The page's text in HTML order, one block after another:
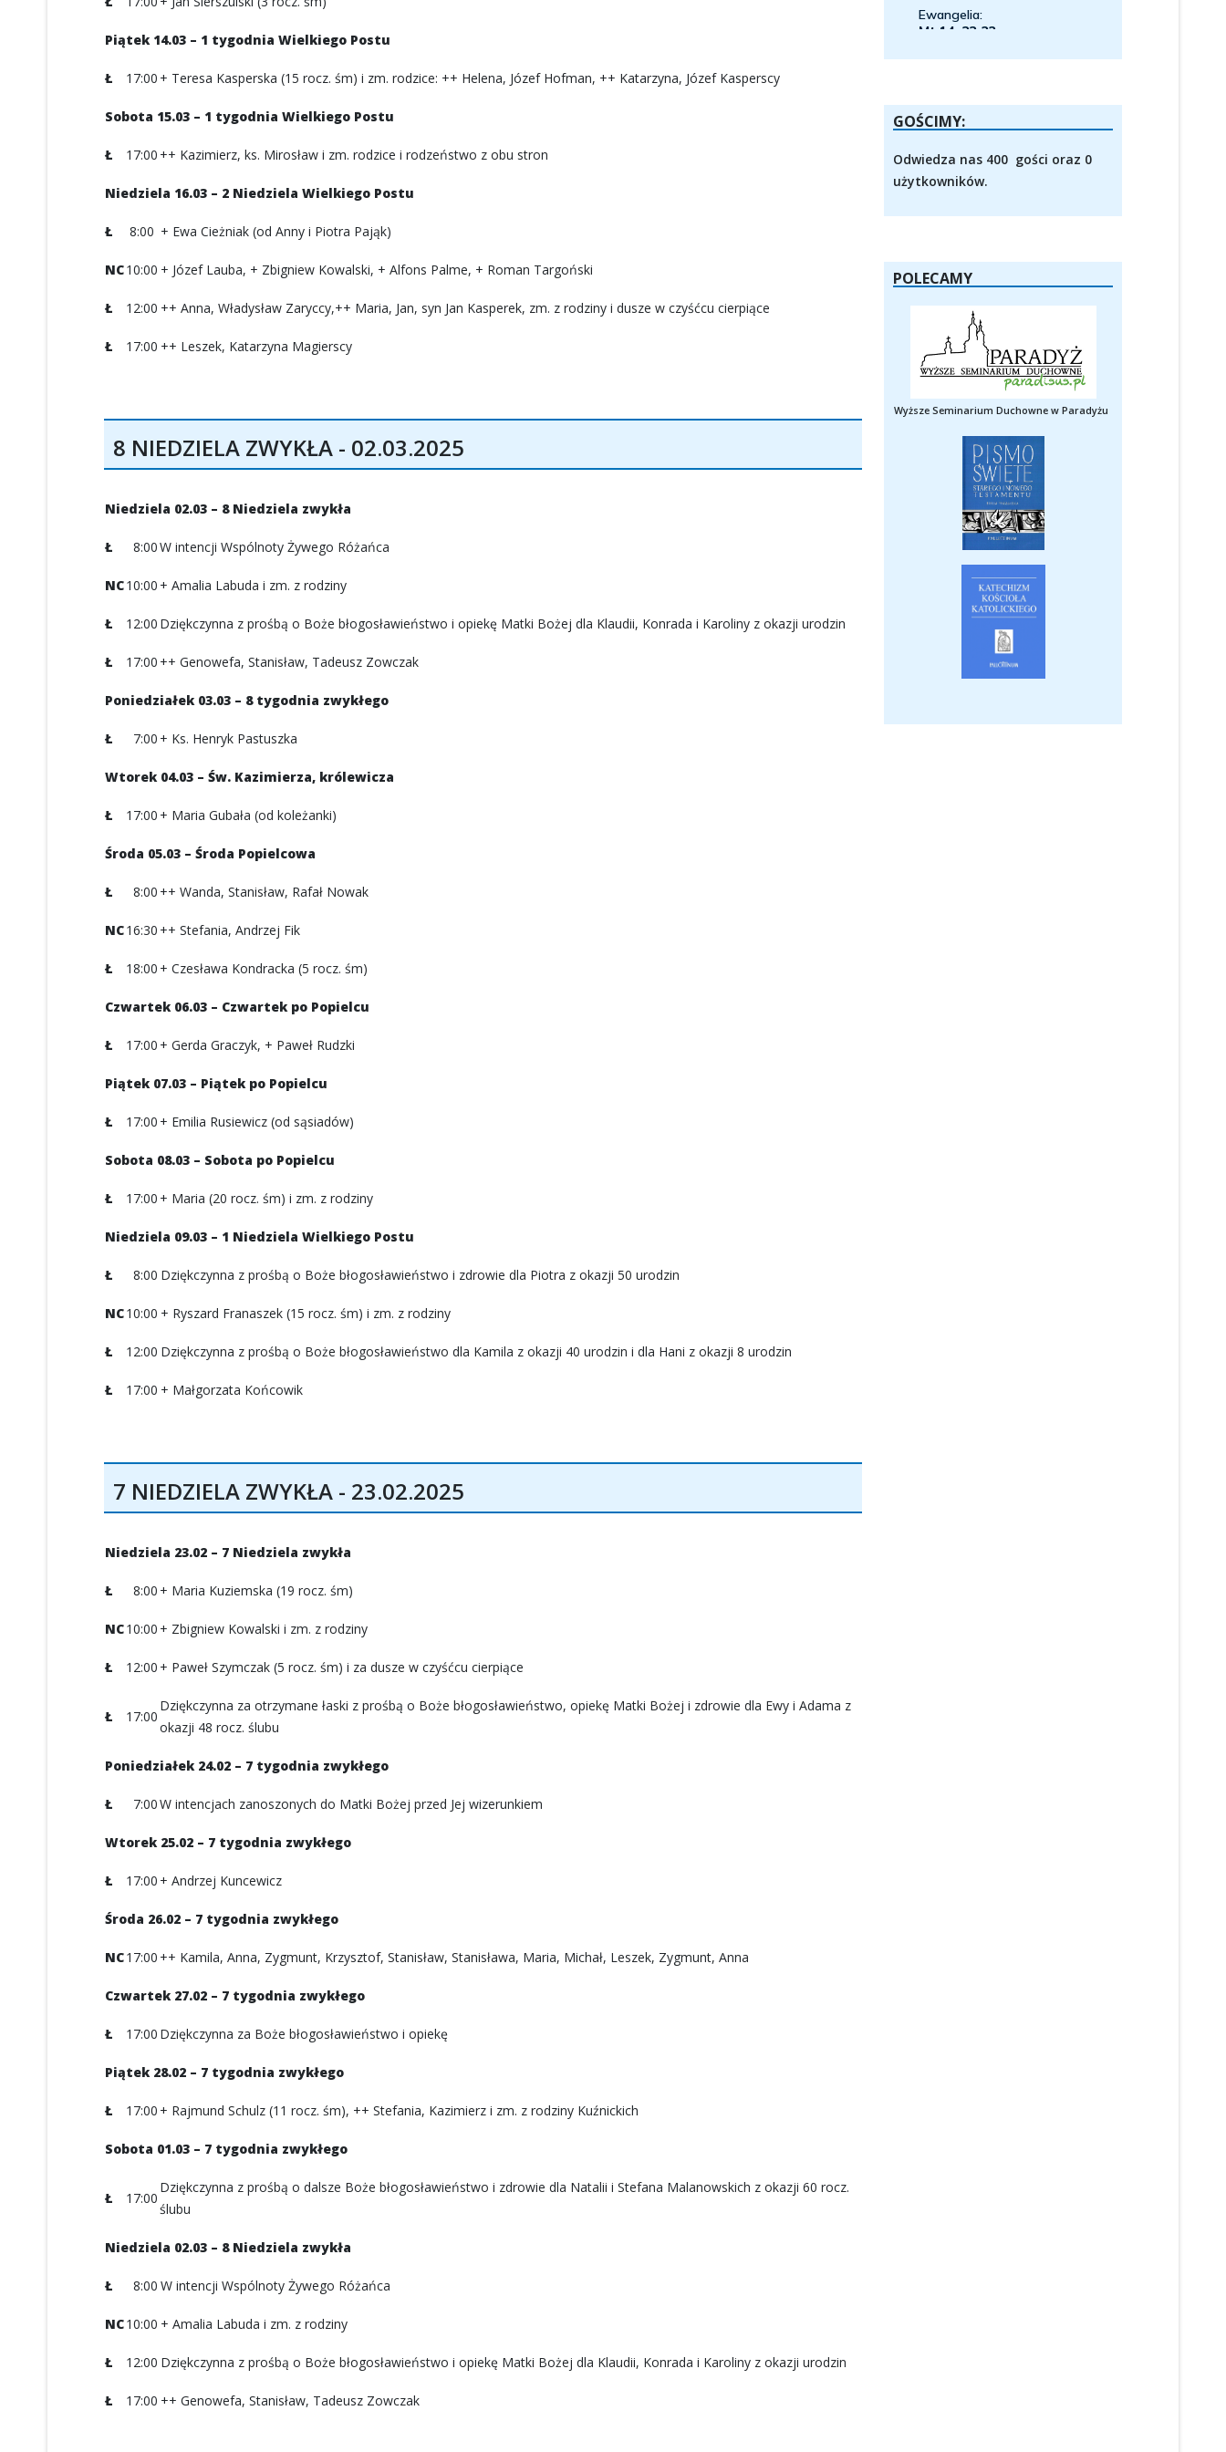
Piątek 14.03 – 1 tygodnia Wielkiego Postu
Ł 17:00 + Teresa Kasperska (15 rocz. śm) i zm. rodzice: ++ Helena, Józef Hofman, ++ Katarzyna, Józef Kasperscy
Sobota 15.03 – 1 tygodnia Wielkiego Postu
Ł 17:00 ++ Kazimierz, ks. Mirosław i zm. rodzice i rodzeństwo z obu stron
Niedziela 16.03 – 2 Niedziela Wielkiego Postu
Ł 8:00 + Ewa Cieżniak (od Anny i Piotra Pająk)
NC10:00 + Józef Lauba, + Zbigniew Kowalski, + Alfons Palme, + Roman Targoński
Ł 12:00 ++ Anna, Władysław Zaryccy,++ Maria, Jan, syn Jan Kasperek, zm. z rodziny i dusze w czyśćcu cierpiące
Ł 17:00 ++ Leszek, Katarzyna Magierscy
8 NIEDZIELA ZWYKŁA - 02.03.2025
Niedziela 02.03 – 8 Niedziela zwykła
Ł 8:00W intencji Wspólnoty Żywego Różańca
NC10:00 + Amalia Labuda i zm. z rodziny
Ł 12:00 Dziękczynna z prośbą o Boże błogosławieństwo i opiekę Matki Bożej dla Klaudii, Konrada i Karoliny z okazji urodzin
Ł 17:00 ++ Genowefa, Stanisław, Tadeusz Zowczak
Poniedziałek 03.03 – 8 tygodnia zwykłego
Ł 7:00 + Ks. Henryk Pastuszka
Wtorek 04.03 – Św. Kazimierza, królewicza
Ł 17:00 + Maria Gubała (od koleżanki)
Środa 05.03 – Środa Popielcowa
Ł 8:00 ++ Wanda, Stanisław, Rafał Nowak
NC16:30 ++ Stefania, Andrzej Fik
Ł 18:00 + Czesława Kondracka (5 rocz. śm)
Czwartek 06.03 – Czwartek po Popielcu
Ł 17:00 + Gerda Graczyk, + Paweł Rudzki
Piątek 07.03 – Piątek po Popielcu
Ł 17:00 + Emilia Rusiewicz (od sąsiadów)
Sobota 08.03 – Sobota po Popielcu
Ł 17:00 + Maria (20 rocz. śm) i zm. z rodziny
Niedziela 09.03 – 1 Niedziela Wielkiego Postu
Ł 8:00 Dziękczynna z prośbą o Boże błogosławieństwo i zdrowie dla Piotra z okazji 50 urodzin
NC10:00 + Ryszard Franaszek (15 rocz. śm) i zm. z rodziny
Ł 12:00 Dziękczynna z prośbą o Boże błogosławieństwo dla Kamila z okazji 40 urodzin i dla Hani z okazji 8 urodzin
Ł 17:00 + Małgorzata Końcowik
7 NIEDZIELA ZWYKŁA - 23.02.2025
Niedziela 23.02 – 7 Niedziela zwykła
Ł 8:00 + Maria Kuziemska (19 rocz. śm)
NC10:00 + Zbigniew Kowalski i zm. z rodziny
Ł 12:00 + Paweł Szymczak (5 rocz. śm) i za dusze w czyśćcu cierpiące
Ł 17:00
Dziękczynna za otrzymane łaski z prośbą o Boże błogosławieństwo, opiekę Matki Bożej i zdrowie dla Ewy i Adama z
okazji 48 rocz. ślubu
Poniedziałek 24.02 – 7 tygodnia zwykłego
Ł 7:00W intencjach zanoszonych do Matki Bożej przed Jej wizerunkiem
Wtorek 25.02 – 7 tygodnia zwykłego
Ł 17:00 + Andrzej Kuncewicz
Środa 26.02 – 7 tygodnia zwykłego
NC17:00 ++ Kamila, Anna, Zygmunt, Krzysztof, Stanisław, Stanisława, Maria, Michał, Leszek, Zygmunt, Anna
Czwartek 27.02 – 7 tygodnia zwykłego
Ł 17:00 Dziękczynna za Boże błogosławieństwo i opiekę
Piątek 28.02 – 7 tygodnia zwykłego
Ł 17:00 + Rajmund Schulz (11 rocz. śm), ++ Stefania, Kazimierz i zm. z rodziny Kuźnickich
Sobota 01.03 – 7 tygodnia zwykłego
Ł 17:00
Dziękczynna z prośbą o dalsze Boże błogosławieństwo i zdrowie dla Natalii i Stefana Malanowskich z okazji 60 rocz.
ślubu
Niedziela 02.03 – 8 Niedziela zwykła
Ł 8:00 W intencji Wspólnoty Żywego Różańca
NC10:00 + Amalia Labuda i zm. z rodziny
Ł 12:00 Dziękczynna z prośbą o Boże błogosławieństwo i opiekę Matki Bożej dla Klaudii, Konrada i Karoliny z okazji urodzin
Ł 17:00 ++ Genowefa, Stanisław, Tadeusz Zowczak
GOŚCIMY:
Odwiedza nas 400 gości oraz 0
użytkowników.
POLECAMY
Wyższe Seminarium Duchowne w Paradyżu